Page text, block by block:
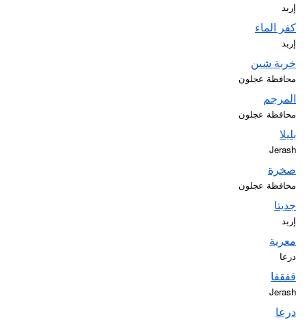
إربد
كفر الماء
إربد
خربة شين
محافظة عجلون
المرجم
محافظة عجلون
بليلا
Jerash
صخرة
محافظة عجلون
جديتا
إربد
معرية
درعا
قفقفا
Jerash
درعا